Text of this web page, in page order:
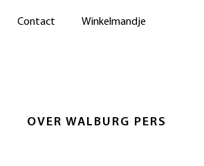
OVER WALBURG PERS
Contact Winkelmandje